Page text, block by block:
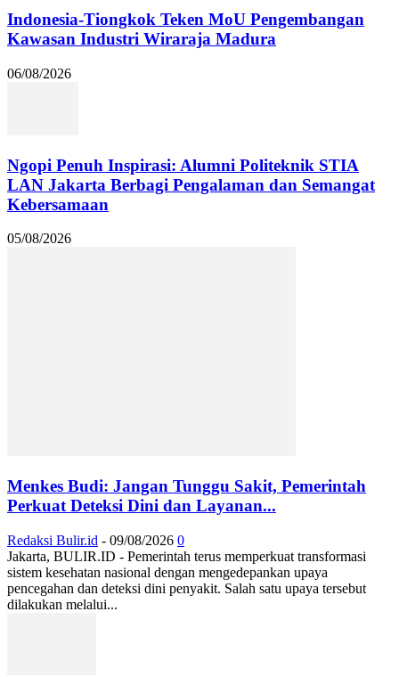
Indonesia-Tiongkok Teken MoU Pengembangan
Kawasan Industri Wiraraja Madura
06/08/2026
Ngopi Penuh Inspirasi: Alumni Politeknik STIA
LAN Jakarta Berbagi Pengalaman dan Semangat
Kebersamaan
05/08/2026
Menkes Budi: Jangan Tunggu Sakit, Pemerintah
Perkuat Deteksi Dini dan Layanan...
Redaksi Bulir.id - 09/08/2026 0
Jakarta, BULIR.ID - Pemerintah terus memperkuat transformasi
sistem kesehatan nasional dengan mengedepankan upaya
pencegahan dan deteksi dini penyakit. Salah satu upaya tersebut
dilakukan melalui...